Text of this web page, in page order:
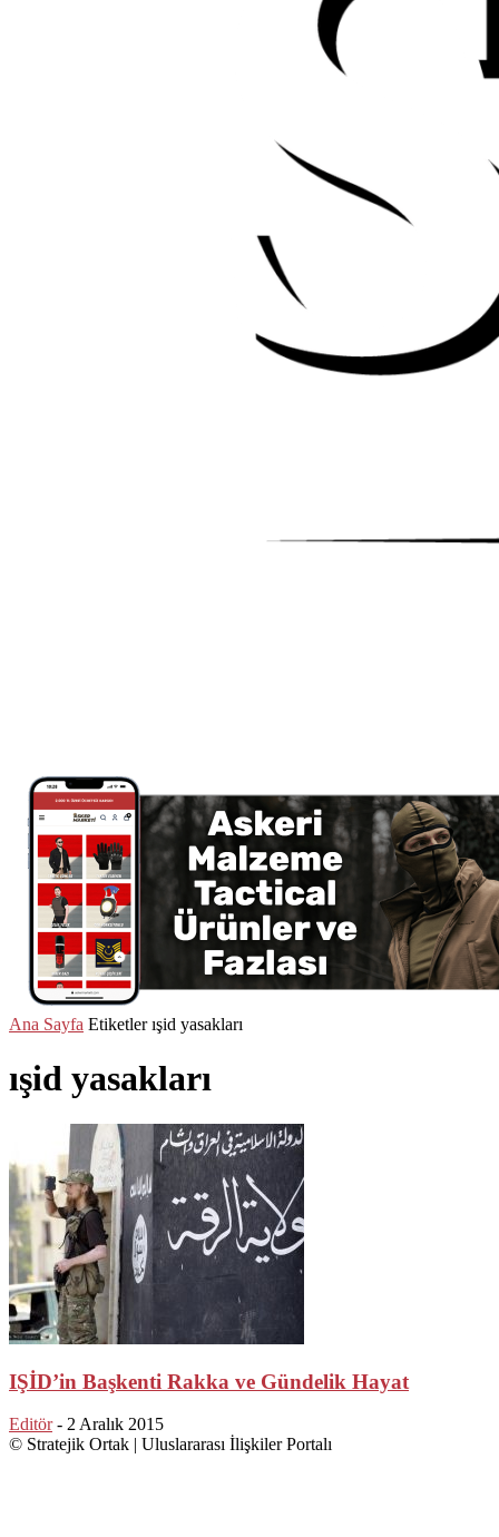
Ana Sayfa Etiketler ışid yasakları
ışid yasakları
IŞİD’in Başkenti Rakka ve Gündelik Hayat
Editör - 2 Aralık 2015
© Stratejik Ortak | Uluslararası İlişkiler Portalı